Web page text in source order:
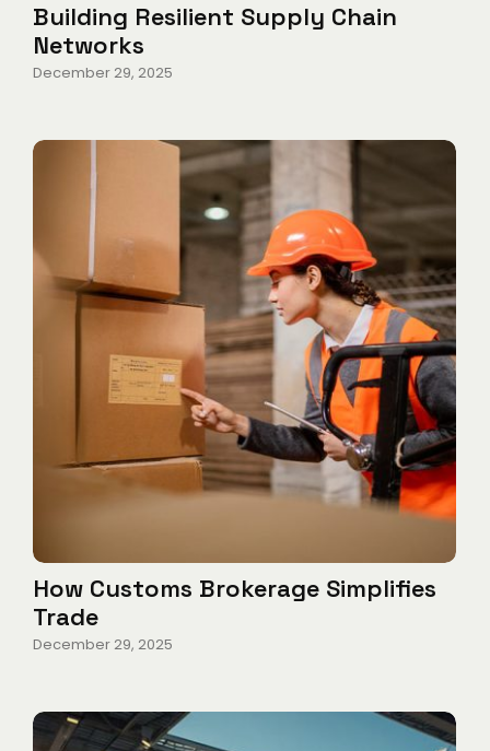
Building Resilient Supply Chain
Networks
December 29, 2025
How Customs Brokerage Simplifies
Trade
December 29, 2025